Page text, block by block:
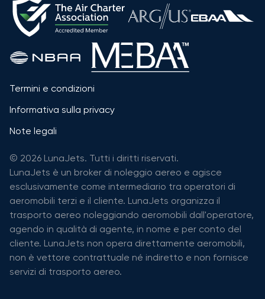
Termini e condizioni
Informativa sulla privacy
Note legali
© 2026 LunaJets. Tutti i diritti riservati.
LunaJets è un broker di noleggio aereo e agisce
esclusivamente come intermediario tra operatori di
aeromobili terzi e il cliente. LunaJets organizza il
trasporto aereo noleggiando aeromobili dall'operatore,
agendo in qualità di agente, in nome e per conto del
cliente. LunaJets non opera direttamente aeromobili,
non è vettore contrattuale né indiretto e non fornisce
servizi di trasporto aereo.